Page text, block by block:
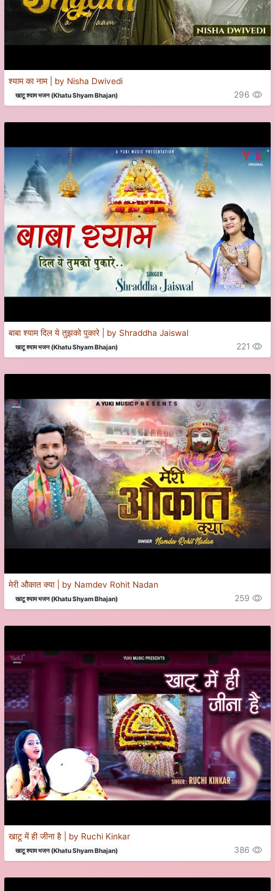
श्याम का नाम | by Nisha Dwivedi
खाटू श्याम भजन (Khatu Shyam Bhajan) 296
बाबा श्याम दिल ये तुझको पुकारे | by Shraddha Jaiswal
खाटू श्याम भजन (Khatu Shyam Bhajan) 221
मेरी औकात क्या | by Namdev Rohit Nadan
खाटू श्याम भजन (Khatu Shyam Bhajan) 259
खाटू में ही जीना है | by Ruchi Kinkar
खाटू श्याम भजन (Khatu Shyam Bhajan) 386